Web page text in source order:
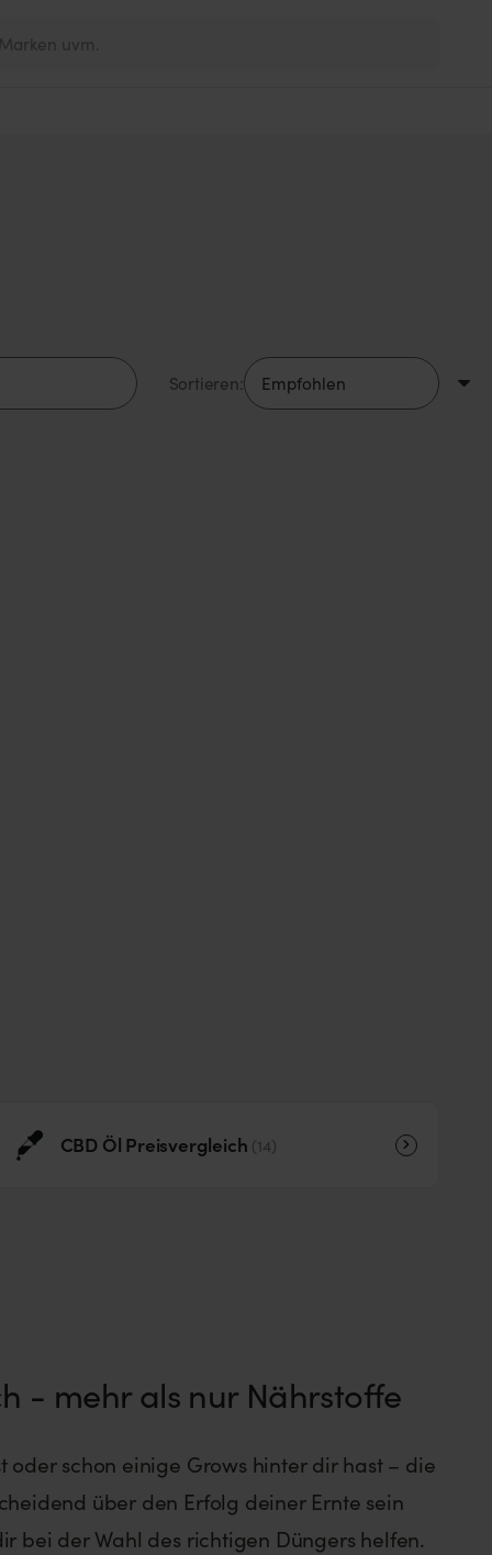
Sortieren:
CBD Öl Preisvergleich 14
- mehr als nur Nährstoffe
schon einige Grows hinter dir hast – die
über den Erfolg deiner Ernte sein
bei der Wahl des richtigen Düngers helfen.